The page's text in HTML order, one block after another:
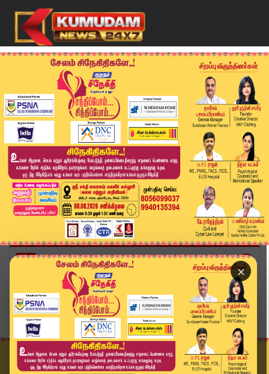
×
Home
வீடியோ ஸ்டோரி
BREAKING : பிரதமர் மோடிக்கு முதலமைச்சர் விஜய் ம...